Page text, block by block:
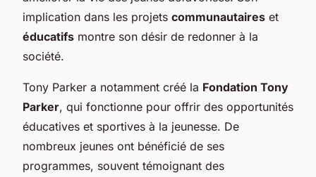
implication dans les projets communautaires et
éducatifs montre son désir de redonner à la
société.
Tony Parker a notamment créé la Fondation Tony
Parker, qui fonctionne pour offrir des opportunités
éducatives et sportives à la jeunesse. De
nombreux jeunes ont bénéficié de ses
programmes, souvent témoignant des